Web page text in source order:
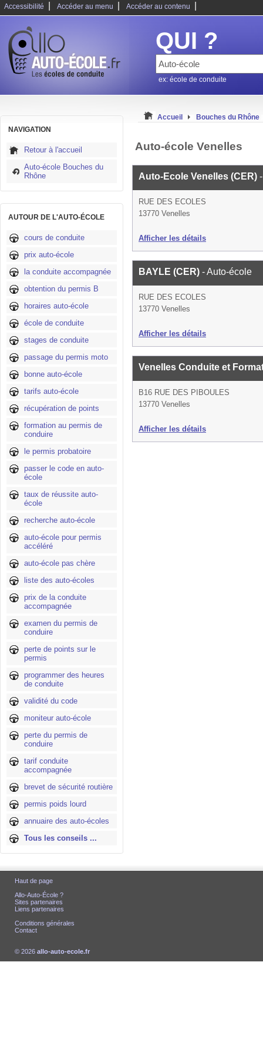
Accessibilité Accéder au menu Accéder au contenu
QUI ?
ex: école de conduite
NAVIGATION
Retour à l'accueil
Auto-école Bouches du
Rhône
AUTOUR DE L'AUTO-ÉCOLE
cours de conduite
prix auto-école
la conduite accompagnée
obtention du permis B
horaires auto-école
école de conduite
stages de conduite
passage du permis moto
bonne auto-école
tarifs auto-école
récupération de points
formation au permis de
conduire
le permis probatoire
passer le code en auto-
école
taux de réussite auto-
école
recherche auto-école
auto-école pour permis
accéléré
auto-école pas chère
liste des auto-écoles
prix de la conduite
accompagnée
examen du permis de
conduire
perte de points sur le
permis
programmer des heures
de conduite
validité du code
moniteur auto-école
perte du permis de
conduire
tarif conduite
accompagnée
brevet de sécurité routière
permis poids lourd
annuaire des auto-écoles
Tous les conseils ...
Accueil Bouches du Rhône
Auto-école Venelles
Auto-Ecole Venelles (CER)
RUE DES ECOLES
13770 Venelles
Afficher les détails
BAYLE (CER) - Auto-école
RUE DES ECOLES
13770 Venelles
Afficher les détails
Venelles Conduite et
B16 RUE DES PIBOULES
13770 Venelles
Afficher les détails
Haut de page
Allo-Auto-École ?
Sites partenaires
Liens partenaires
Conditions générales
Contact
© 2026 allo-auto-ecole.fr